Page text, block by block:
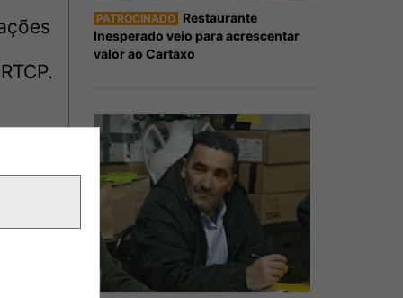
PATROCINADO Restaurante
Inesperado veio para acrescentar
valor ao Cartaxo